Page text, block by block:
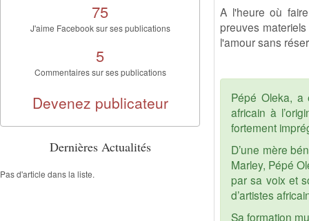
A l'heure où
preuves
l'amour sans
Pépé Oleka, a
africain à
fortement
D’une mère
Marley, Pépé
par sa voix et
d’artistes
Sa formation
75
J'aime Facebook sur ses publications
5
Commentaires sur ses publications
Devenez publicateur
Dernières Actualités
Pas d'article dans la liste.